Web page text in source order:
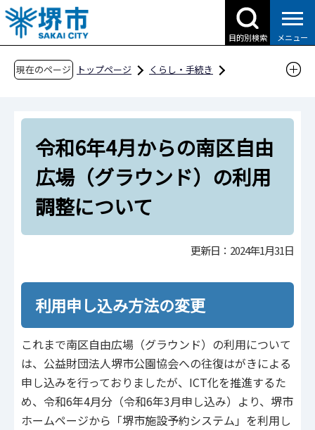
こ
の
ペ
目的別検索 メニュー
現在のページ トップページ
くらし・手続き
南区自由広場（グラウンド）の利用について
令和6年4月からの南区自由広場（グラウンド）
の利用調整について
令和6年4月からの南区自由
広場（グラウンド）の利用
調整について
更新日：2024年1月31日
利用申し込み方法の変更
これまで南区自由広場（グラウンド）の利用について
は、公益財団法人堺市公園協会への往復はがきによる
申し込みを行っておりましたが、ICT化を推進するた
め、令和6年4月分（令和6年3月申し込み）より、堺市
ホームページから「堺市施設予約システム」を利用し